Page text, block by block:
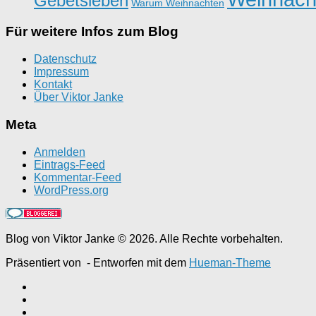
Warum Weihnachten
Für weitere Infos zum Blog
Datenschutz
Impressum
Kontakt
Über Viktor Janke
Meta
Anmelden
Eintrags-Feed
Kommentar-Feed
WordPress.org
Blog von Viktor Janke © 2026. Alle Rechte vorbehalten.
Präsentiert von - Entworfen mit dem Hueman-Theme